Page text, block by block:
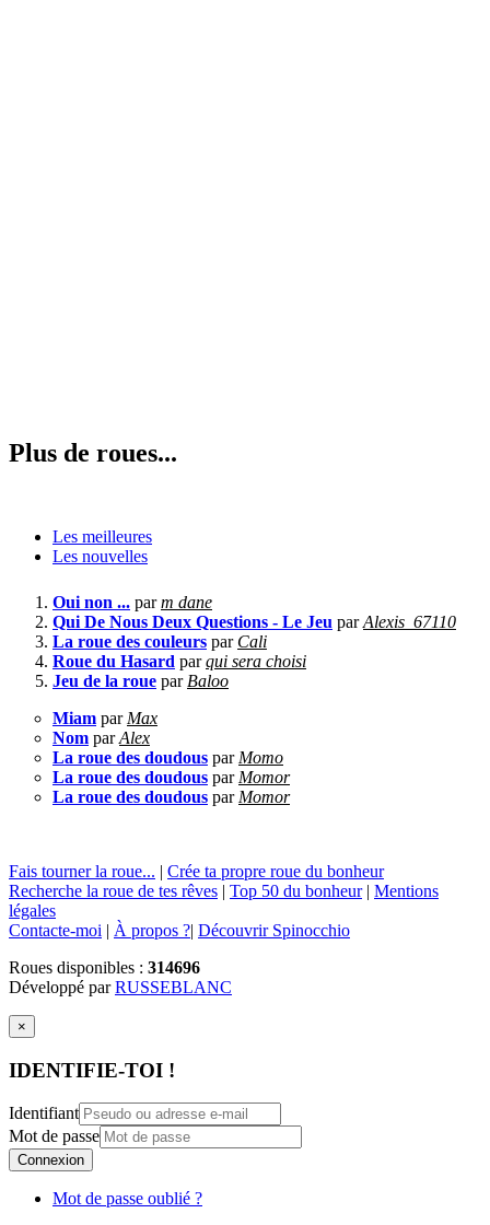
Plus de roues...
Les meilleures
Les nouvelles
Oui non ... parm dane
Qui De Nous Deux Questions - Le Jeu parAlexis_67110
La roue des couleurs par Cali
Roue du Hasard parqui sera choisi
Jeu de la roue par Baloo
Miam par Max
Nom parAlex
La roue des doudous par Momo
La roue des doudous par Momor
La roue des doudous par Momor
Fais tourner la roue... | Crée ta propre roue du bonheur
Recherche la roue de tes rêves | Top 50 du bonheur| Mentions
légales
Contacte-moi | À propos ?| Découvrir Spinocchio
Roues disponibles : 314696
Développé parRUSSEBLANC
×
IDENTIFIE-TOI !
Identifiant
Mot de passe
Connexion
Mot de passe oublié ?